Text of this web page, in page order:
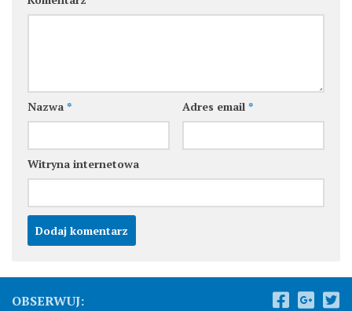
Nazwa * Adres email *
Witryna internetowa
OBSERWUJ: